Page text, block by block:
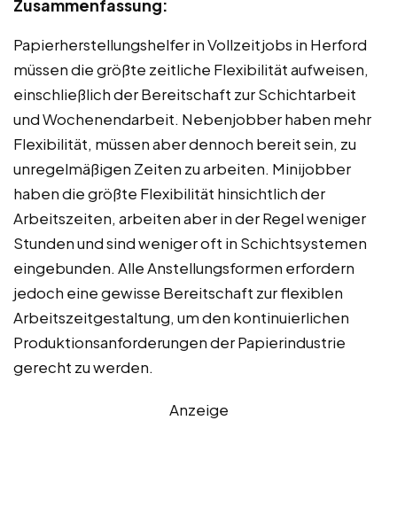
Zusammenfassung:
Papierherstellungshelfer in Vollzeitjobs in Herford
müssen die größte zeitliche Flexibilität aufweisen,
einschließlich der Bereitschaft zur Schichtarbeit
und Wochenendarbeit. Nebenjobber haben mehr
Flexibilität, müssen aber dennoch bereit sein, zu
unregelmäßigen Zeiten zu arbeiten. Minijobber
haben die größte Flexibilität hinsichtlich der
Arbeitszeiten, arbeiten aber in der Regel weniger
Stunden und sind weniger oft in Schichtsystemen
eingebunden. Alle Anstellungsformen erfordern
jedoch eine gewisse Bereitschaft zur flexiblen
Arbeitszeitgestaltung, um den kontinuierlichen
Produktionsanforderungen der Papierindustrie
gerecht zu werden.
Anzeige